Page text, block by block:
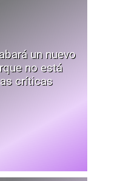
un nuevo
no está
críticas